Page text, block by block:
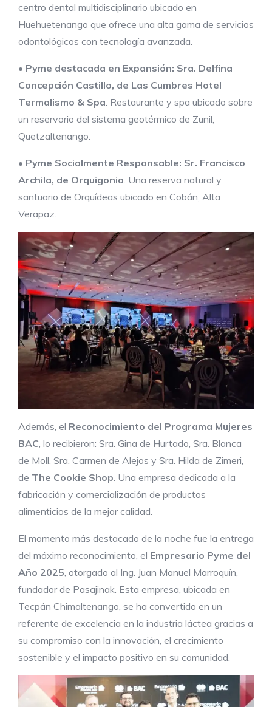
centro dental multidisciplinario ubicado en
Huehuetenango que ofrece una alta gama de servicios
odontológicos con tecnología avanzada.
• Pyme destacada en Expansión: Sra. Delfina
Concepción Castillo, de Las Cumbres Hotel
Termalismo & Spa. Restaurante y spa ubicado sobre
un reservorio del sistema geotérmico de Zunil,
Quetzaltenango.
• Pyme Socialmente Responsable: Sr. Francisco
Archila, de Orquigonia. Una reserva natural y
santuario de Orquídeas ubicado en Cobán, Alta
Verapaz.
Además, el Reconocimiento del Programa Mujeres
BAC, lo recibieron: Sra. Gina de Hurtado, Sra. Blanca
de Moll, Sra. Carmen de Alejos y Sra. Hilda de Zimeri,
de The Cookie Shop. Una empresa dedicada a la
fabricación y comercialización de productos
alimenticios de la mejor calidad.
El momento más destacado de la noche fue la entrega
del máximo reconocimiento, el Empresario Pyme del
Año 2025, otorgado al Ing. Juan Manuel Marroquín,
fundador de Pasajinak. Esta empresa, ubicada en
Tecpán Chimaltenango, se ha convertido en un
referente de excelencia en la industria láctea gracias a
su compromiso con la innovación, el crecimiento
sostenible y el impacto positivo en su comunidad.